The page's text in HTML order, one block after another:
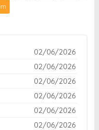
diện thân thiện, mang
dẫn, tiện lợi, hoàn
thích truyện tranh
02/06/2026
02/06/2026
02/06/2026
02/06/2026
02/06/2026
02/06/2026